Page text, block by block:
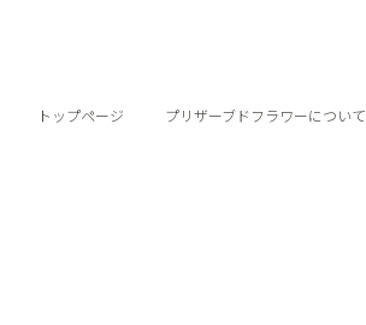
トップページ プリザーブドフラワーについて